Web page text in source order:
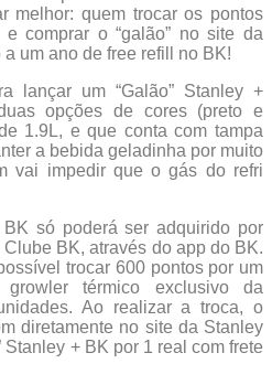
melhor: quem trocar os pontos
comprar o “galão” no site da
um ano de free refill no BK!
lançar um “Galão” Stanley +
opções de cores (preto e
1.9L, e que conta com tampa
a bebida geladinha por muito
vai impedir que o gás do refri
BK só poderá ser adquirido por
BK, através do app do BK.
trocar 600 pontos por um
térmico exclusivo da
Ao realizar a troca, o
diretamente no site da Stanley
Stanley + BK por 1 real com frete